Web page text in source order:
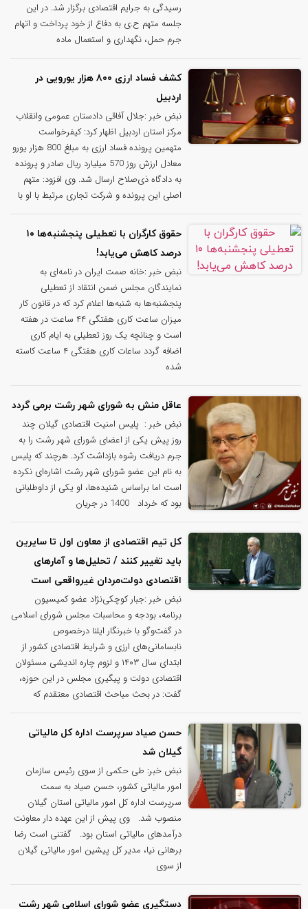
رسیدگی به جرایم اقتصادی برگزار شد. در این
جلسه متهم ح.‌ی به دفاع از خود پرداخت و اتهام
جرم حمل، نگهداری و استعمال ماده
کشف فساد ارزی ۸۰۰ هزار یورویی در
اردبیل
نبض خبر :جلال آفاقی دادستان عمومی وانقلاب
مرکز استان اردبیل اظهار کرد: کیفرخواست
متهمین پرونده فساد ارزی به مبلغ 800 هزار یورو
معادل ارزش روز 570 میلیارد ریال صادر و پرونده
به دادگاه ذی‌صلاح ارسال شد. وی افزود: متهم
اصلی این پرونده و شرکت تجاری مرتبط با او با
حقوق کارگران با تعطیلی پنجشنبه‌ها ۱۰
درصد کاهش می‌یابد!
نبض خبر :خانه صمت ایران در نامه‌ای به
نمایندگان مجلس ضمن انتقاد از تعطیلی
پنجشنبه‌ها به شنبه‌ها اعلام کرد که در قانون کار
میزان ساعت کاری هفتگی ۴۴ ساعت در هفته
است و چنانچه یک روز تعطیلی به ایام کاری
اضافه گردد ساعات کاری هفتگی ۴ ساعت کاسته
شده
عاقل منش به شورای شهر رشت برمی گردد
نبض خبر : پلیس امنیت اقتصادی گیلان چند
روز پیش یکی از اعضای شورای شهر رشت را به
جرم دریافت رشوه بازداشت کرد. هرچند که پلیس
به نام این عضو شورای شهر رشت اشاره‌ای نکرده
است اما براساس شنیده‌ها، او یکی از داوطلبانی
بود که خرداد 1400 در جریان
کل تیم اقتصادی از معاون اول تا سایرین
باید تغییر کنند / تحلیل‌ها و آمارهای
اقتصادی دولت‌مردان غیرواقعی است
نبض خبر :جبار کوچکی‌نژاد عضو کمیسیون
برنامه، بودجه و محاسبات مجلس شورای اسلامی
در گفت‌وگو با خبرنگار ایلنا درخصوص
نابسامانی‌های ارزی و شرایط اقتصادی کشور از
ابتدای سال ۱۴۰۳ و لزوم چاره اندیشی مسئولان
اقتصادی دولت و پیگیری مجلس در این حوزه،
گفت: در بحث مباحث اقتصادی معتقدم که
حسن صیاد سرپرست اداره کل مالیاتی
گیلان شد
نبض خبر: طی حکمی از سوی رئیس سازمان
امور مالیاتی کشور، حسن صیاد به سمت
سرپرست اداره کل امور مالیاتی استان گیلان
منصوب شد. وی پیش از این عهده دار معاونت
درآمدهای مالیاتی استان بود. گفتنی است رضا
برهانی نیا، مدیر کل پیشین امور مالیاتی گیلان
از سوی
دستگیری عضو شورای اسلامی شهر رشت